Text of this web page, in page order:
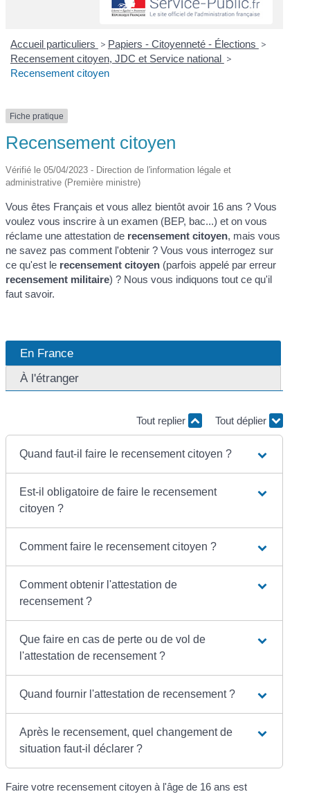
Accueil particuliers > Papiers - Citoyenneté - Élections >
Recensement citoyen, JDC et Service national >
Recensement citoyen
Fiche pratique
Recensement citoyen
Vérifié le 05/04/2023 - Direction de l'information légale et
administrative (Première ministre)
Vous êtes Français et vous allez bientôt avoir 16 ans ? Vous
voulez vous inscrire à un examen (BEP, bac...) et on vous
réclame une attestation de recensement citoyen, mais vous
ne savez pas comment l'obtenir ? Vous vous interrogez sur
ce qu'est le recensement citoyen (parfois appelé par erreur
recensement militaire) ? Nous vous indiquons tout ce qu'il
faut savoir.
En France
À l'étranger
Tout replier Tout déplier
Quand faut-il faire le recensement citoyen ?
Est-il obligatoire de faire le recensement
citoyen ?
Comment faire le recensement citoyen ?
Comment obtenir l'attestation de
recensement ?
Que faire en cas de perte ou de vol de
l'attestation de recensement ?
Quand fournir l'attestation de recensement ?
Après le recensement, quel changement de
situation faut-il déclarer ?
Faire votre recensement citoyen à l'âge de 16 ans est